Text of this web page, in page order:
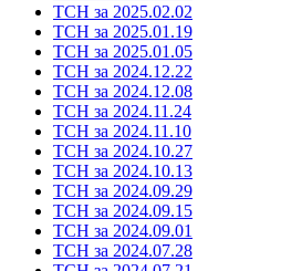
ТСН за 2025.02.02
ТСН за 2025.01.19
ТСН за 2025.01.05
ТСН за 2024.12.22
ТСН за 2024.12.08
ТСН за 2024.11.24
ТСН за 2024.11.10
ТСН за 2024.10.27
ТСН за 2024.10.13
ТСН за 2024.09.29
ТСН за 2024.09.15
ТСН за 2024.09.01
ТСН за 2024.07.28